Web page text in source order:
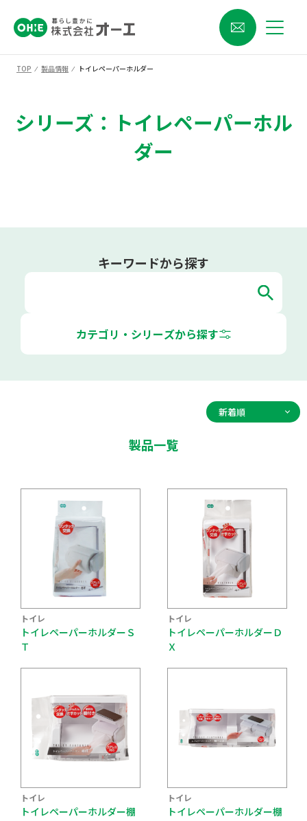
TOP ⁄ 製品情報 ⁄ トイレペーパーホルダー
シリーズ：トイレペーパーホル
ダー
キーワードから探す
カテゴリ・シリーズから探す
製品一覧
トイレ
トイレペーパーホルダーＳ
Ｔ
トイレ
トイレペーパーホルダーＤ
Ｘ
トイレ
トイレペーパーホルダー棚
トイレ
トイレペーパーホルダー棚